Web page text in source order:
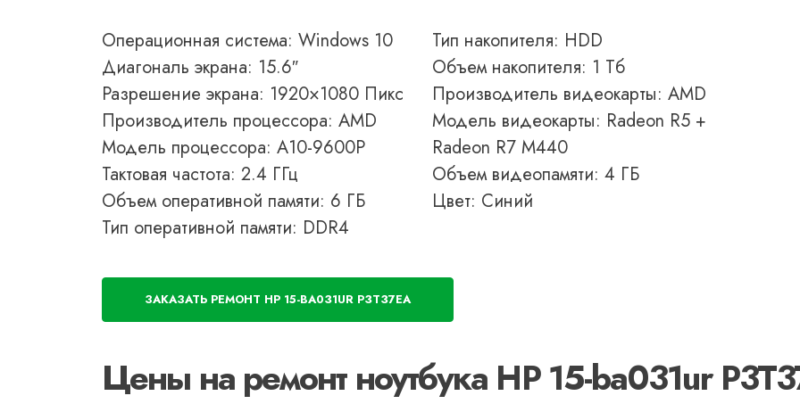
Операционная система: Windows 10
Диагональ экрана: 15.6″
Разрешение экрана: 1920×1080 Пикс
Производитель процессора: AMD
Модель процессора: A10-9600P
Тактовая частота: 2.4 ГГц
Объем оперативной памяти: 6 ГБ
Тип оперативной памяти: DDR4
Тип накопителя: HDD
Объем накопителя: 1 Тб
Производитель видеокарты: AMD
Модель видеокарты: Radeon R5 +
Radeon R7 M440
Объем видеопамяти: 4 ГБ
Цвет: Синий
ЗАКАЗАТЬ РЕМОНТ HP 15-BA031UR P3T37EA
Цены на ремонт ноутбука HP 15-ba031ur